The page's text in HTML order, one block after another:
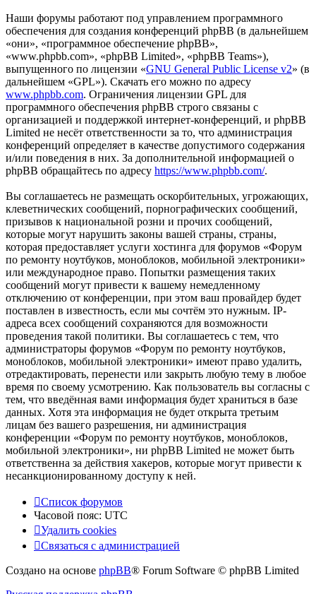
Наши форумы работают под управлением программного
обеспечения для создания конференций phpBB (в дальнейшем
«они», «программное обеспечение phpBB»,
«www.phpbb.com», «phpBB Limited», «phpBB Teams»),
выпущенного по лицензии «GNU General Public License v2» (в
дальнейшем «GPL»). Скачать его можно по адресу
www.phpbb.com. Ограничения лицензии GPL для
программного обеспечения phpBB строго связаны с
организацией и поддержкой интернет-конференций, и phpBB
Limited не несёт ответственности за то, что администрация
конференций определяет в качестве допустимого содержания
и/или поведения в них. За дополнительной информацией о
phpBB обращайтесь по адресу https://www.phpbb.com/.
Вы соглашаетесь не размещать оскорбительных, угрожающих,
клеветнических сообщений, порнографических сообщений,
призывов к национальной розни и прочих сообщений,
которые могут нарушить законы вашей страны, страны,
которая предоставляет услуги хостинга для форумов «Форум
по ремонту ноутбуков, моноблоков, мобильной электроники»
или международное право. Попытки размещения таких
сообщений могут привести к вашему немедленному
отключению от конференции, при этом ваш провайдер будет
поставлен в известность, если мы сочтём это нужным. IP-
адреса всех сообщений сохраняются для возможности
проведения такой политики. Вы соглашаетесь с тем, что
администраторы форумов «Форум по ремонту ноутбуков,
моноблоков, мобильной электроники» имеют право удалить,
отредактировать, перенести или закрыть любую тему в любое
время по своему усмотрению. Как пользователь вы согласны с
тем, что введённая вами информация будет храниться в базе
данных. Хотя эта информация не будет открыта третьим
лицам без вашего разрешения, ни администрация
конференции «Форум по ремонту ноутбуков, моноблоков,
мобильной электроники», ни phpBB Limited не может быть
ответственна за действия хакеров, которые могут привести к
несанкционированному доступу к ней.
Список форумов
Часовой пояс: UTC
Удалить cookies
Связаться
администрацией
Связаться с администрацией
Создано на основе phpBB® Forum Software © phpBB Limited